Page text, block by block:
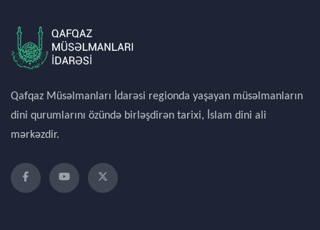
Qafqaz Müsəlmanları İdarəsi regionda yaşayan müsəlmanların
dini qurumlarını özündə birləşdirən tarixi, İslam dini ali
mərkəzdir.